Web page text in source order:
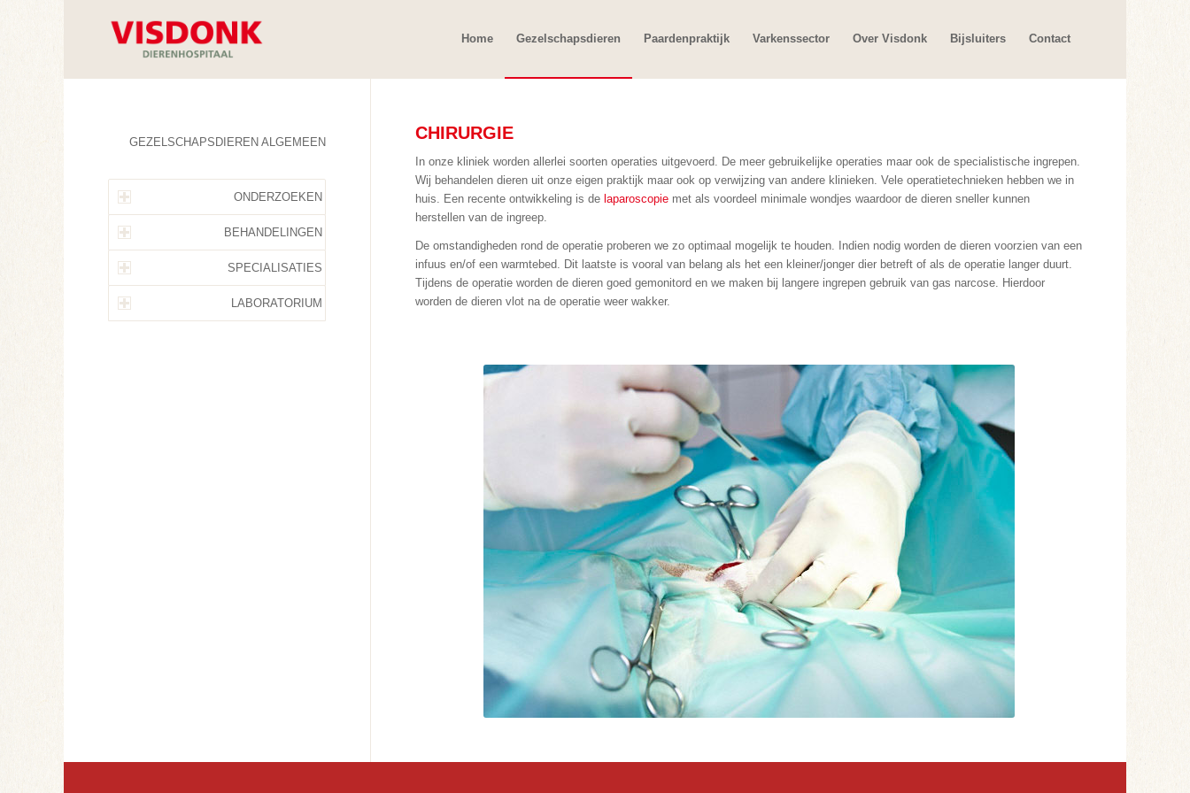
Home Gezelschapsdieren Paardenpraktijk Varkenssector Over Visdonk Bijsluiters Contact
CHIRURGIE
In onze kliniek worden allerlei soorten operaties uitgevoerd. De meer gebruikelijke operaties maar ook de specialistische ingrepen.
Wij behandelen dieren uit onze eigen praktijk maar ook op verwijzing van andere klinieken. Vele operatietechnieken hebben we in
huis. Een recente ontwikkeling is de laparoscopie met als voordeel minimale wondjes waardoor de dieren sneller kunnen
herstellen van de ingreep.
De omstandigheden rond de operatie proberen we zo optimaal mogelijk te houden. Indien nodig worden de dieren voorzien van een
infuus en/of een warmtebed. Dit laatste is vooral van belang als het een kleiner/jonger dier betreft of als de operatie langer duurt.
Tijdens de operatie worden de dieren goed gemonitord en we maken bij langere ingrepen gebruik van gas narcose. Hierdoor
worden de dieren vlot na de operatie weer wakker.
GEZELSCHAPSDIEREN ALGEMEEN
ONDERZOEKEN
BEHANDELINGEN
SPECIALISATIES
LABORATORIUM